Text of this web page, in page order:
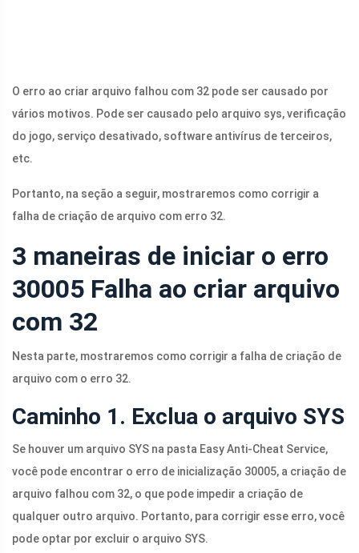
O erro ao criar arquivo falhou com 32 pode ser causado por
vários motivos. Pode ser causado pelo arquivo sys, verificação
do jogo, serviço desativado, software antivírus de terceiros,
etc.
Portanto, na seção a seguir, mostraremos como corrigir a
falha de criação de arquivo com erro 32.
3 maneiras de iniciar o erro
30005 Falha ao criar arquivo
com 32
Nesta parte, mostraremos como corrigir a falha de criação de
arquivo com o erro 32.
Caminho 1. Exclua o arquivo SYS
Se houver um arquivo SYS na pasta Easy Anti-Cheat Service,
você pode encontrar o erro de inicialização 30005, a criação de
arquivo falhou com 32, o que pode impedir a criação de
qualquer outro arquivo. Portanto, para corrigir esse erro, você
pode optar por excluir o arquivo SYS.